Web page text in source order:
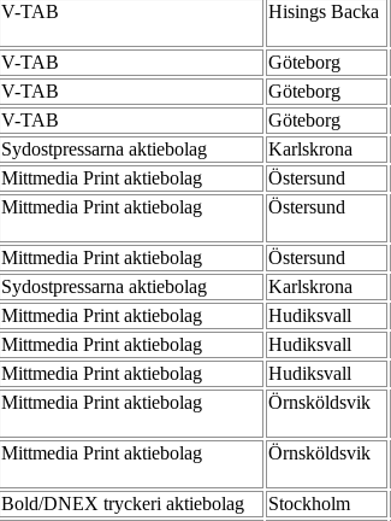
V-TAB Hisings Backa
V-TAB Göteborg
V-TAB Göteborg
V-TAB Göteborg
Sydostpressarna aktiebolag Karlskrona
Mittmedia Print aktiebolag Östersund
Mittmedia Print aktiebolag Östersund
Mittmedia Print aktiebolag Östersund
Sydostpressarna aktiebolag Karlskrona
Mittmedia Print aktiebolag Hudiksvall
Mittmedia Print aktiebolag Hudiksvall
Mittmedia Print aktiebolag Hudiksvall
Mittmedia Print aktiebolag Örnsköldsvik
Mittmedia Print aktiebolag Örnsköldsvik
Bold/DNEX tryckeri aktiebolag Stockholm